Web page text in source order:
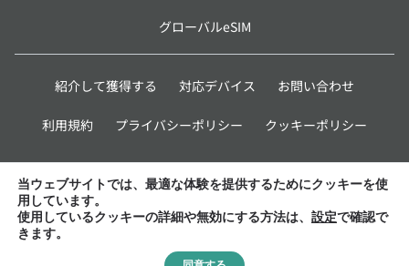
グローバルeSIM
紹介して獲得する 対応デバイス お問い合わせ
利用規約 プライバシーポリシー クッキーポリシー
当ウェブサイトでは、最適な体験を提供するためにクッキーを使
用しています。
使用しているクッキーの詳細や無効にする方法は、 設定で確認で
きます。